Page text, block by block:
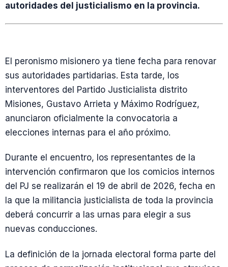
autoridades del justicialismo en la provincia.
El peronismo misionero ya tiene fecha para renovar
sus autoridades partidarias. Esta tarde, los
interventores del Partido Justicialista distrito
Misiones, Gustavo Arrieta y Máximo Rodríguez,
anunciaron oficialmente la convocatoria a
elecciones internas para el año próximo.
Durante el encuentro, los representantes de la
intervención confirmaron que los comicios internos
del PJ se realizarán el 19 de abril de 2026, fecha en
la que la militancia justicialista de toda la provincia
deberá concurrir a las urnas para elegir a sus
nuevas conducciones.
La definición de la jornada electoral forma parte del